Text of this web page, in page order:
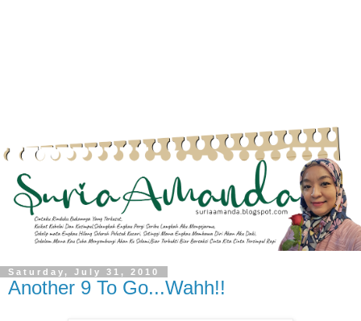
Saturday, July 31, 2010
Another 9 To Go...Wahh!!